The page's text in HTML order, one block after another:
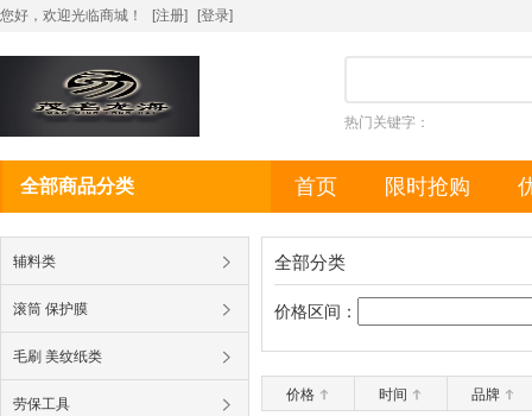
您好，欢迎光临商城！ [注册] [登录]
热门关键字：
全部商品分类 首页 限时抢购
辅料类
滚筒 保护膜
毛刷 美纹纸类
劳保工具
全部分类
价格区间：
价格 时间 品牌